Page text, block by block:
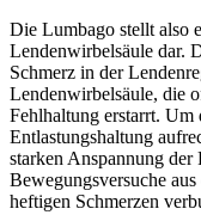
Die Lumbago stellt also
Lendenwirbelsäule dar.
Schmerz in der
Lendenwirbelsäule, die
Fehlhaltung erstarrt. Um
Entlastungshaltung
starken Anspannung
Bewegungsversuche
heftigen Schmerzen